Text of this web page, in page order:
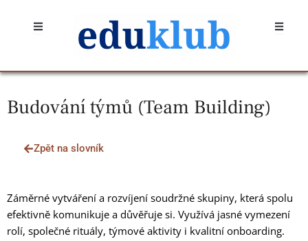
Open Open
Budování týmů (Team Building)
Zpět na slovník
Záměrné vytváření a rozvíjení soudržné skupiny, která spolu
efektivně komunikuje a důvěřuje si. Využívá jasné vymezení
rolí, společné rituály, týmové aktivity i kvalitní onboarding.